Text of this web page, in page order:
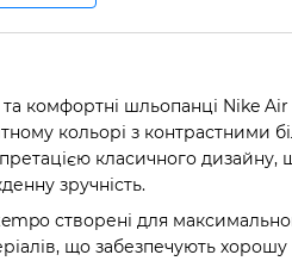
комфортні шльопанці Nike
кольорі з контрастними
класичного дизайну,
зручність.
створені для
що забезпечують хорошу